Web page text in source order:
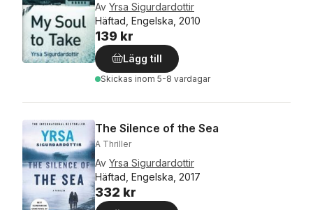
Av Yrsa Sigurdardottir
Häftad, Engelska, 2010
139 kr
Lägg till
Skickas inom 5-8 vardagar
The Silence of the Sea
A Thriller
Av Yrsa Sigurdardottir
Häftad, Engelska, 2017
332 kr